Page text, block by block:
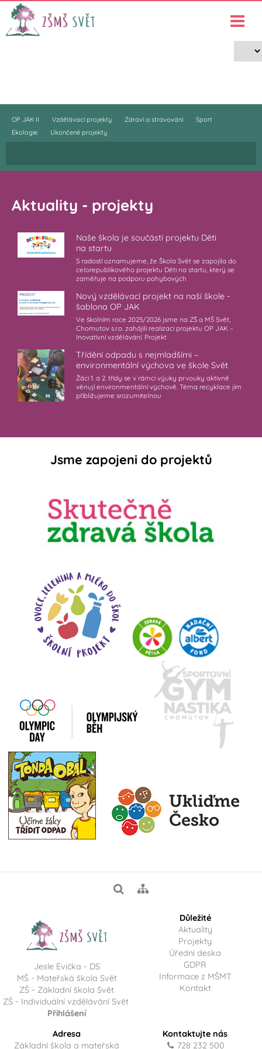
OP JAK II Vzdělávací projekty Zdraví a stravování
Sport
Ekologie
Ukončené projekty
Aktuality - projekty
Naše škola je součástí projektu Děti
na startu
S radostí oznamujeme, že Škola Svět se zapojila do
celorepublikového projektu Děti na startu, který se
zaměřuje na podporu pohybových
Nový vzdělávací projekt na naší škole -
šablona OP JAK
Ve školním roce 2025/2026 jsme na ZŠ a MŠ Svět,
Chomutov s.r.o. zahájili realizaci projektu OP JAK –
Inovativní vzdělávání. Projekt
Třídění odpadu s nejmladšími –
environmentální výchova ve škole Svět
Žáci 1. a 2. třídy se v rámci výuky prvouky aktivně
věnují environmentální výchově. Téma recyklace jim
přibližujeme srozumitelnou
Jsme zapojeni do projektů
Jesle Evička - DS
MŠ - Mateřská škola Svět
ZŠ - Základní škola Svět
ZŠ - Individuální vzdělávání Svět
Přihlášení
Důležité
Aktuality
Projekty
Úřední deska
GDPR
Informace z MŠMT
Kontakt
Adresa
Základní škola a mateřská
Kontaktujte nás
728 232 500